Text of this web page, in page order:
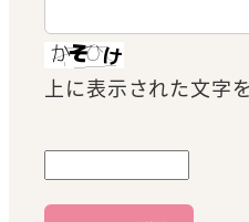
上に表示された文字